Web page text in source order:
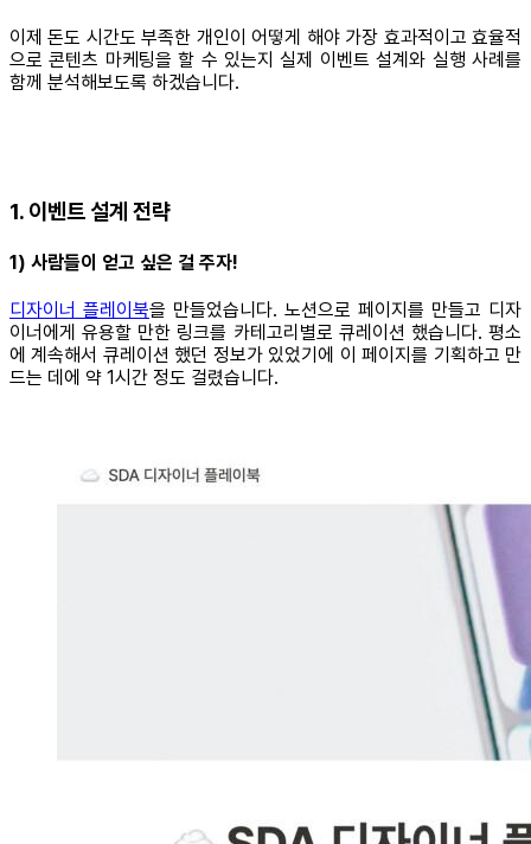
이제 돈도 시간도 부족한 개인이 어떻게 해야 가장 효과적이고 효율적
으로 콘텐츠 마케팅을 할 수 있는지 실제 이벤트 설계와 실행 사례를
함께 분석해보도록 하겠습니다.
1. 이벤트 설계 전략
1) 사람들이 얻고 싶은 걸 주자!
디자이너 플레이북을 만들었습니다. 노션으로 페이지를 만들고 디자
이너에게 유용할 만한 링크를 카테고리별로 큐레이션 했습니다. 평소
에 계속해서 큐레이션 했던 정보가 있었기에 이 페이지를 기획하고 만
드는 데에 약 1시간 정도 걸렸습니다.